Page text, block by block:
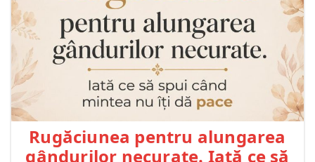
Rugăciunea pentru alungarea
gândurilor necurate. Iată ce să